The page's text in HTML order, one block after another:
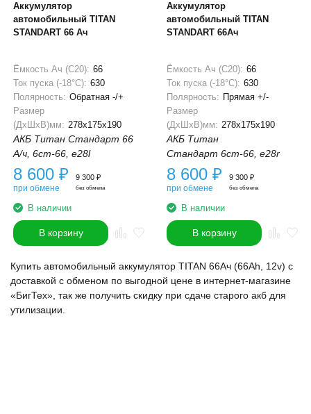
Аккумулятор
автомобильный TITAN
STANDART 66 Ач
Ёмкость Ач (С20): 66
Ток пуска (-18°С): 630
Полярность: Обратная -/+
Размер
(ДхШхВ)мм: 278x175x190
АКБ Титан Стандарт 66
А/ч, 6ст-66, e28l
8 600 ₽
при обмене
9 300 ₽
без обмена
В наличии
В корзину
Аккумулятор
автомобильный TITAN
STANDART 66Ач
Ёмкость Ач (С20): 66
Ток пуска (-18°С): 630
Полярность: Прямая +/-
Размер
(ДхШхВ)мм: 278x175x190
АКБ Титан
Стандарт 6ст-66, e28r
8 600 ₽
при обмене
9 300 ₽
без обмена
В наличии
В корзину
Купить автомобильный аккумулятор TITAN 66Ач (66Ah, 12v) с
доставкой с обменом по выгодной цене в интернет-магазине
«БигТех», так же получить скидку при сдаче старого акб для
утилизации.